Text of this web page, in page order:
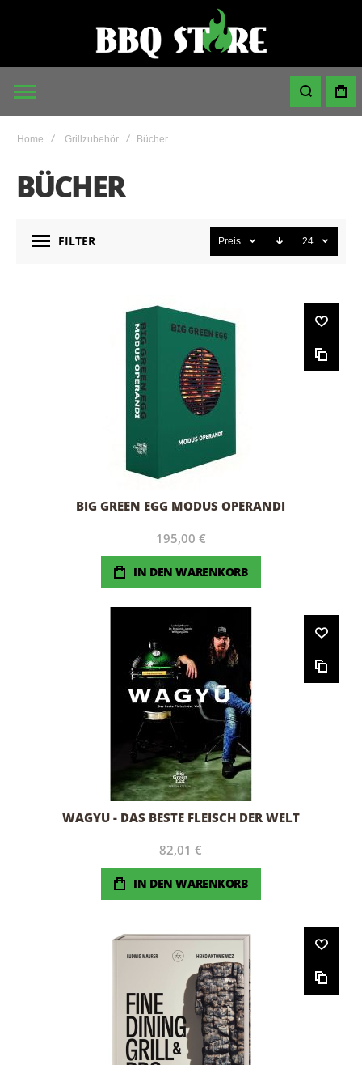
Home Grillzubehör Bücher
BÜCHER
FILTER Preis 24
BIG GREEN EGG MODUS OPERANDI
195,00 €
IN DEN WARENKORB
WAGYU - DAS BESTE FLEISCH DER WELT
82,01 €
IN DEN WARENKORB